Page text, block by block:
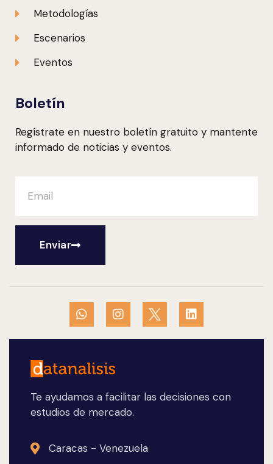
Te ayudamos a facilitar las decisiones con
estudios de mercado.
Caracas - Venezuela
Metodologías
Escenarios
Eventos
Boletín
Regístrate en nuestro boletín gratuito y mantente
informado de noticias y eventos.
Enviar